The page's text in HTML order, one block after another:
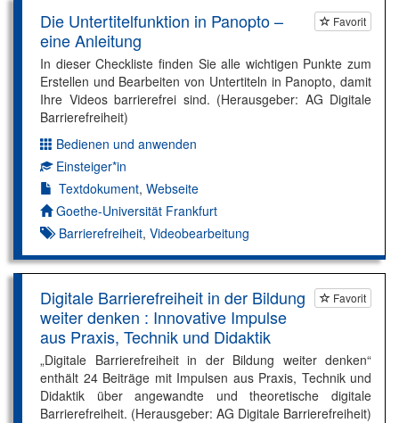
Favorit
Die Untertitelfunktion in Panopto –
eine Anleitung
In dieser Checkliste finden Sie alle wichtigen Punkte zum
Erstellen und Bearbeiten von Untertiteln in Panopto, damit
Ihre Videos barrierefrei sind. (Herausgeber: AG Digitale
Barrierefreiheit)
Dimension:
Bedienen und anwenden
Kompetenzniveau:
Einsteiger*in
Textdokument, Webseite
Autor*in:
Goethe-Universität Frankfurt
Barrierefreiheit, Videobearbeitung
Favorit
Digitale Barrierefreiheit in der Bildung
weiter denken : Innovative Impulse
aus Praxis, Technik und Didaktik
„Digitale Barrierefreiheit in der Bildung weiter denken“
enthält 24 Beiträge mit Impulsen aus Praxis, Technik und
Didaktik über angewandte und theoretische digitale
Barrierefreiheit. (Herausgeber: AG Digitale Barrierefreiheit)